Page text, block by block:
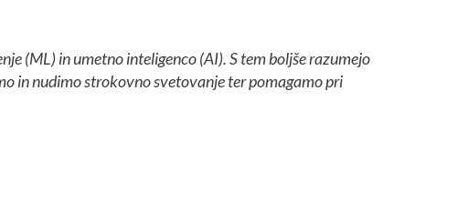
(ML) in umetno inteligenco (AI). S tem boljše razumejo
in nudimo strokovno svetovanje ter pomagamo pri